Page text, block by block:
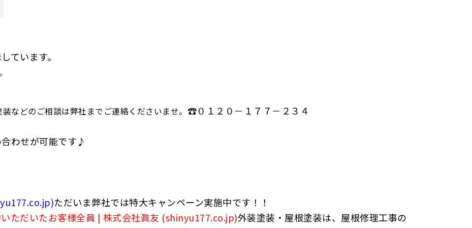
ています。
などのご相談は弊社までご連絡くださいませ。 ☎０１２０－１７７－２３４
わせが可能です♪
ただいま弊社では特大キャンペーン実施中です！！
ただいたお客様全員 | 株式会社眞友 (shinyu177.co.jp)外装塗装・屋根塗装は、屋根修理工事の